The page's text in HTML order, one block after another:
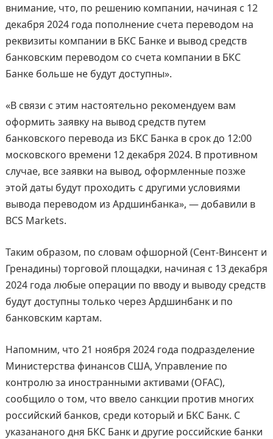
внимание, что, по решению компании, начиная с 12
декабря 2024 года пополнение счета переводом на
реквизиты компании в БКС Банке и вывод средств
банковским переводом со счета компании в БКС
Банке больше не будут доступны».
«В связи с этим настоятельно рекомендуем вам
оформить заявку на вывод средств путем
банковского перевода из БКС Банка в срок до 12:00
московского времени 12 декабря 2024. В противном
случае, все заявки на вывод, оформленные позже
этой даты будут проходить с другими условиями
вывода переводом из Ардшинбанка», — добавили в
BCS Markets.
Таким образом, по словам офшорной (Сент-Винсент и
Гренадины) торговой площадки, начиная с 13 декабря
2024 года любые операции по вводу и выводу средств
будут доступны только через Ардшинбанк и по
банковским картам.
Напомним, что 21 ноября 2024 года подразделение
Министерства финансов США, Управление по
контролю за иностранными активами (OFAC),
сообщило о том, что ввело санкции против многих
российский банков, среди который и БКС Банк. С
указананого дня БКС Банк и другие российские банки